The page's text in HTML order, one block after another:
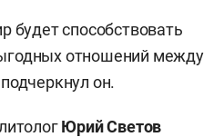
будет способствовать
отношений между
он.
Юрий Светов